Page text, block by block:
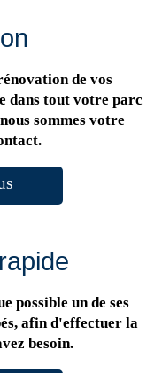
de vos
dans tout votre parc
sommes votre
possible un de ses
afin d'effectuer la
besoin.